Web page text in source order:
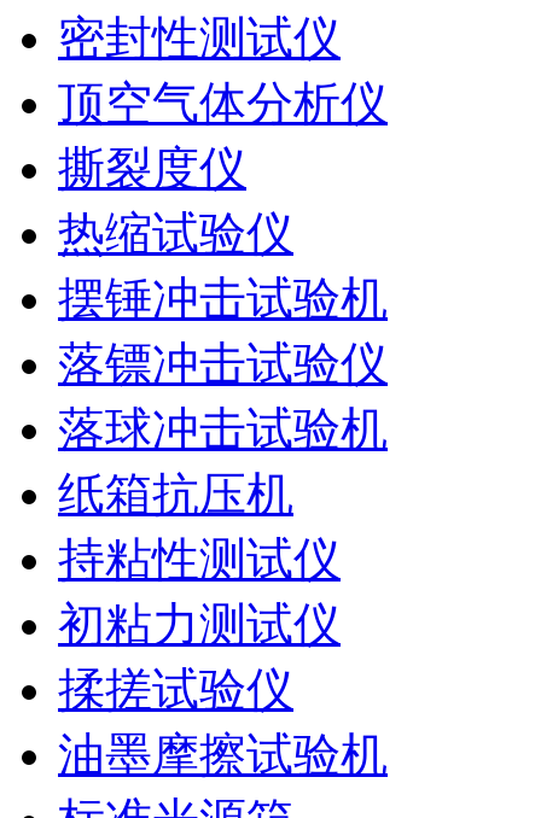
密封性测试仪
顶空气体分析仪
撕裂度仪
热缩试验仪
摆锤冲击试验机
落镖冲击试验仪
落球冲击试验机
纸箱抗压机
持粘性测试仪
初粘力测试仪
揉搓试验仪
油墨摩擦试验机